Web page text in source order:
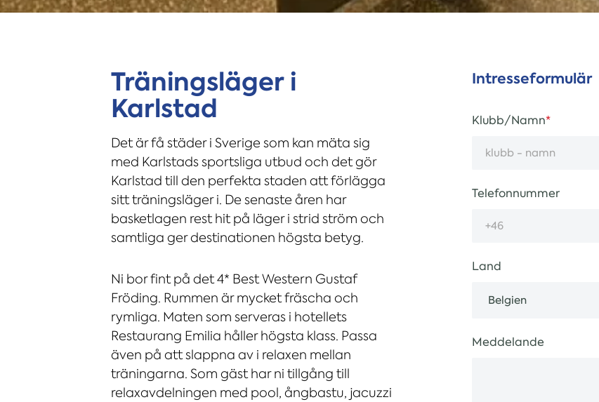
Intresseformulär
Klubb/Namn
Telefonnummer
Land
Meddelande
Träningsläger i
Karlstad
Det är få städer i Sverige som kan mäta sig
med Karlstads sportsliga utbud och det gör
Karlstad till den perfekta staden att förlägga
sitt träningsläger i. De senaste åren har
basketlagen rest hit på läger i strid ström och
samtliga ger destinationen högsta betyg.
Ni bor fint på det 4* Best Western Gustaf
Fröding. Rummen är mycket fräscha och
rymliga. Maten som serveras i hotellets
Restaurang Emilia håller högsta klass. Passa
även på att slappna av i relaxen mellan
träningarna. Som gäst har ni tillgång till
relaxavdelningen med pool, ångbastu, jacuzzi